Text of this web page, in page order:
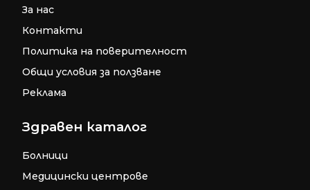
За нас
Контакти
Политика на поверителност
Общи условия за ползване
Реклама
Здравен каталог
Болници
Медицински центрове